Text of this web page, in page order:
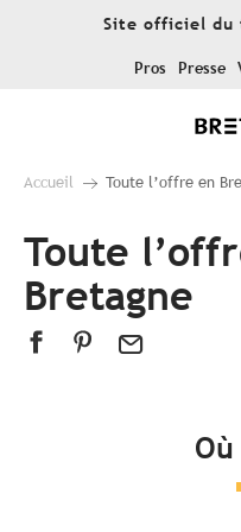
Site officiel du
Pros Presse
Accueil Toute l’offre en
Toute
Bretagne